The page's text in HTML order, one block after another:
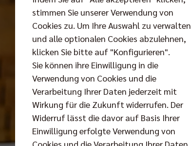
stimmen Sie unserer Verwendung von
Cookies zu. Um Ihre Auswahl zu verwalten
und alle optionalen Cookies abzulehnen,
klicken Sie bitte auf "Konfigurieren".
Sie können ihre Einwilligung in die
Verwendung von Cookies und die
Verarbeitung Ihrer Daten jederzeit mit
Wirkung für die Zukunft widerrufen. Der
Widerruf lässt die davor auf Basis Ihrer
Einwilligung erfolgte Verwendung von
Cookies und die Verarbeitung Ihrer Daten